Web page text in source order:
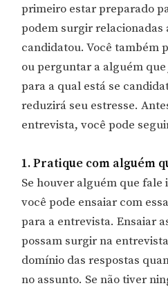
primeiro estar preparado
podem surgir relacionadas
candidatou. Você também
ou perguntar a alguém
para a qual está se
reduzirá seu estresse.
entrevista, você pode
1. Pratique com alguém
Se houver alguém que fale
você pode ensaiar com
para a entrevista. Ensaiar
possam surgir na
domínio das respostas
no assunto. Se não tiver